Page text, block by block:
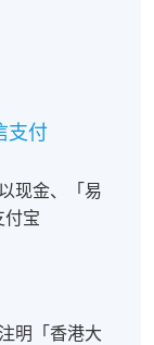
支付
现金、「易
付宝
明「香港大